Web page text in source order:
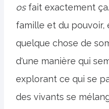
os fait exactement
famille et du pouvoir,
quelque chose de
d'une manière qui
explorant ce qui se
des vivants se